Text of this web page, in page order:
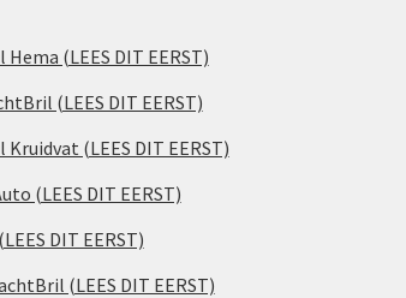
(LEES DIT EERST)
(LEES DIT EERST)
(LEES DIT EERST)
(LEES DIT EERST)
DIT EERST)
(LEES DIT EERST)